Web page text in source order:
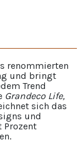
renommierten
und bringt
Trend
Grandeco Life,
sich das
und
Prozent